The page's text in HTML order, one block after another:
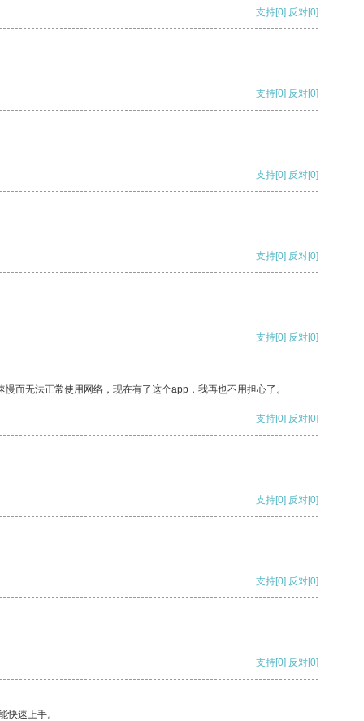
支持[0] 反对[0]
支持[0] 反对[0]
支持[0] 反对[0]
支持[0] 反对[0]
支持[0] 反对[0]
而无法正常使用网络，现在有了这个app，我再也不用担心了。
支持[0] 反对[0]
支持[0] 反对[0]
支持[0] 反对[0]
支持[0] 反对[0]
快速上手。